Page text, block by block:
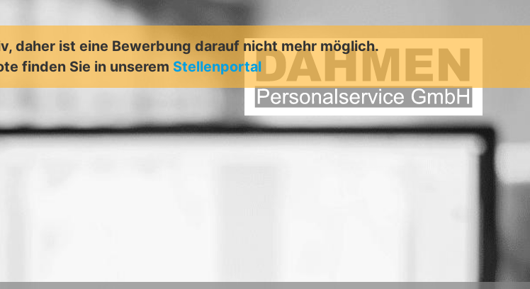
daher ist eine Bewerbung darauf nicht mehr möglich.
finden Sie in unserem Stellenportal